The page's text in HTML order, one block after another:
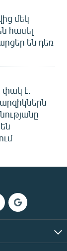
մեկ
հասել
են դեռ
փակ է.